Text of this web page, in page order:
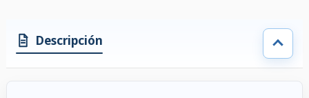
Descripción